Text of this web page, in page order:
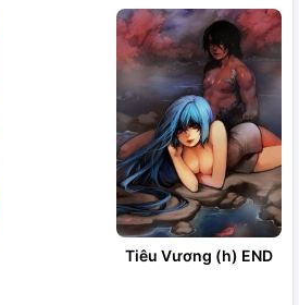
Tiêu Vương (h) END